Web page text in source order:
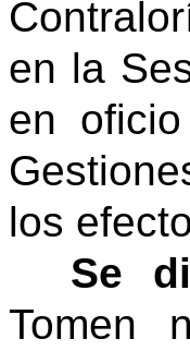
en la
en
los
Se
Tomen